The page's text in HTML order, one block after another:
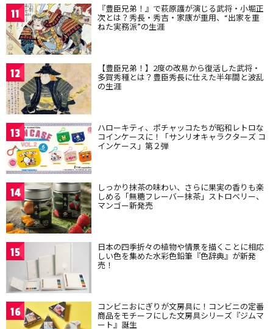
11 『豊臣兄弟！』で萩原護が演じる武将・小堀正
次とは？秀長・秀吉・家康が重用、“出家を重
ねた実務派”の生涯
12 【豊臣兄弟！】2度の改易から復活した武将・
多賀秀種とは？豊臣秀長に仕えた半年間と波乱
の生涯
13 ハローキティ、ポチャッコたちが昭和レトロな
コインケースに！「サンリオキャラクターズ コ
インケース」第２弾
14 しっかり抹茶の味わい、さらに果実の香りも楽
しめる「無糖フレーバー抹茶」ストロベリー、
マンゴー新発売
15 日本の四季折々の植物や情景を描くことに相応
しい色を集めた水彩色鉛筆『色辞典』が新発
売！
16 コンビニおにぎりが文房具に！コンビニの定番
商品をモチーフにした文房具シリーズ『ジムマ
ート』誕生